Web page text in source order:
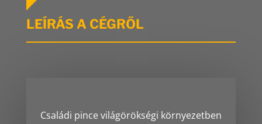
LEÍRÁS A CÉGRŐL
Családi pince világörökségi környezetben